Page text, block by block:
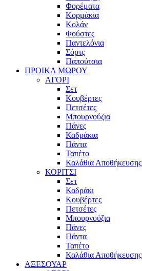
Φορέματα
Κορμάκια
Κολάν
Φούστες
Παντελόνια
Σόρτς
Παπούτσια
ΠΡΟΙΚΑ ΜΩΡΟΥ
ΑΓΟΡΙ
Σετ
Κουβέρτες
Πετσέτες
Μπουρνούζια
Πάνες
Καδράκια
Πάντα
Ταπέτο
Καλάθια Αποθήκευσης
ΚΟΡΙΤΣΙ
Σετ
Καδράκι
Κουβέρτες
Πετσέτες
Μπουρνούζια
Πάνες
Πάντα
Ταπέτο
Καλάθια Αποθήκευσης
ΑΞΕΣΟΥΑΡ